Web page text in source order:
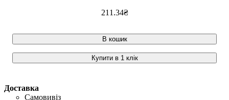
211.34₴
В кошик
Купити в 1 клік
Доставка
Самовивіз